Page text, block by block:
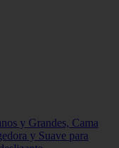
y Grandes, Cama
y Suave para